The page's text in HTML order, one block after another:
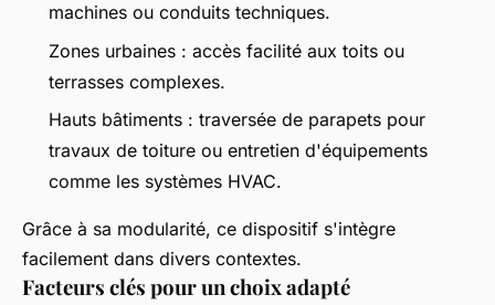
machines ou conduits techniques.
Zones urbaines : accès facilité aux toits ou
terrasses complexes.
Hauts bâtiments : traversée de parapets pour
travaux de toiture ou entretien d'équipements
comme les systèmes HVAC.
Grâce à sa modularité, ce dispositif s'intègre
facilement dans divers contextes.
Facteurs clés pour un choix adapté